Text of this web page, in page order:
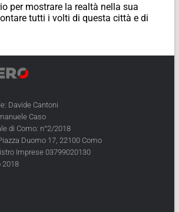
per mostrare la realtà nella sua
tutti i volti di questa città e di
Davide Cantoni
Caso
di Como: n°2/2018
Duomo 17, 22100 Como
Imprese 03799020130
2018